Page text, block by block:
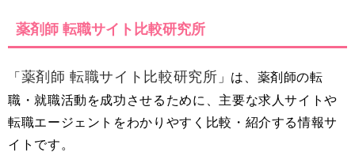
薬剤師 転職サイト比較研究所
「 薬剤師 転職サイト比較研究所 」は、薬剤師の転
職・就職活動を成功させるために、主要な求人サイトや
転職エージェントをわかりやすく比較・紹介する情報サ
イトです。